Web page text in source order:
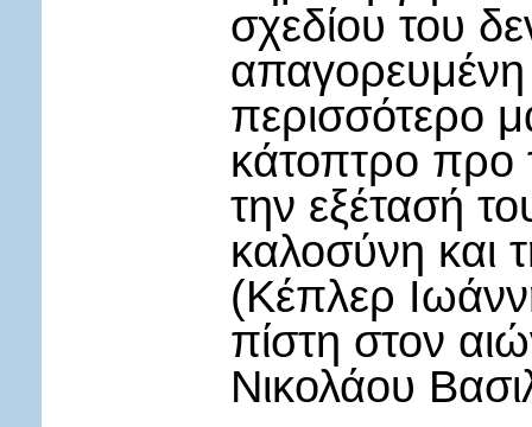
σχεδίου του
περισσότερο
κάτοπτρο προ
την εξέτασή
καλοσύνη και
(Κέπλερ
πίστη στον
Νικολάου